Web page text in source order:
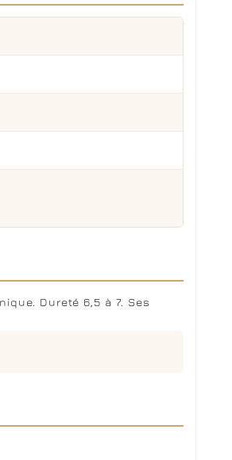
Dureté 6,5 à 7. Ses